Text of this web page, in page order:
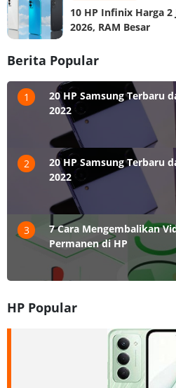
10 HP Infinix Harga
2026, RAM Besar
Berita Popular
1
20 HP Samsung Terbaru
2022
2
20 HP Samsung Terbaru
2022
3
7 Cara Mengembalikan
Permanen di HP
HP Popular